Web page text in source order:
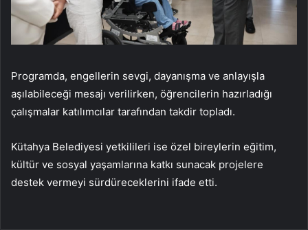
Programda, engellerin sevgi, dayanışma ve anlayışla
aşılabileceği mesajı verilirken, öğrencilerin hazırladığı
çalışmalar katılımcılar tarafından takdir topladı.
Kütahya Belediyesi yetkilileri ise özel bireylerin eğitim,
kültür ve sosyal yaşamlarına katkı sunacak projelere
destek vermeyi sürdüreceklerini ifade etti.